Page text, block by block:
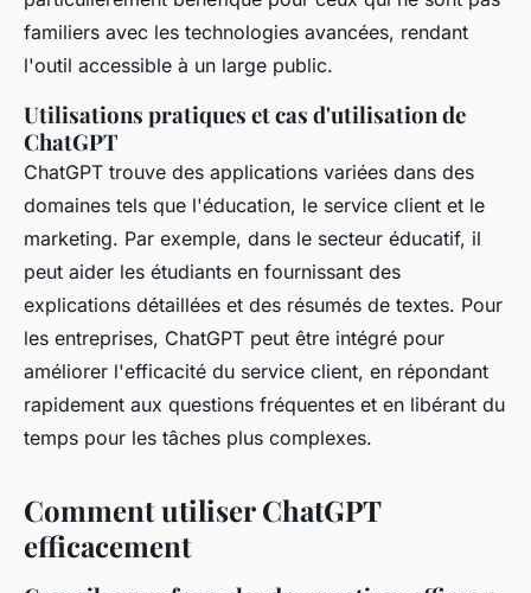
familiers avec les technologies avancées, rendant
l'outil accessible à un large public.
Utilisations pratiques et cas d'utilisation de
ChatGPT
ChatGPT trouve des applications variées dans des
domaines tels que l'éducation, le service client et le
marketing. Par exemple, dans le secteur éducatif, il
peut aider les étudiants en fournissant des
explications détaillées et des résumés de textes. Pour
les entreprises, ChatGPT peut être intégré pour
améliorer l'efficacité du service client, en répondant
rapidement aux questions fréquentes et en libérant du
temps pour les tâches plus complexes.
Comment utiliser ChatGPT
efficacement